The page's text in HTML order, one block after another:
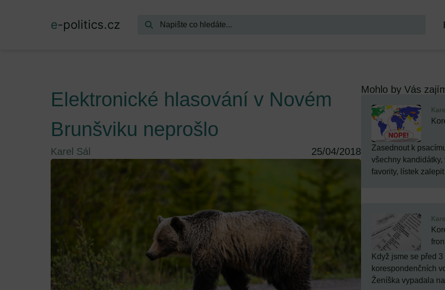
e-politics.cz
Elektronické hlasování v Novém
Brunšviku neprošlo
Karel Sál 25/04/2018
Mohlo by Vás
Zasednout k
všechny
favority, lístek zalepit
Když jsme se před
korespondenčních
Ženíška vypadala